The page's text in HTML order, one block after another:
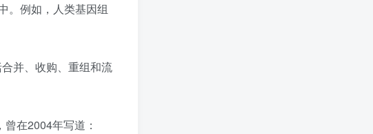
。例如，人类基因组
并、收购、重组和流
在2004年写道：